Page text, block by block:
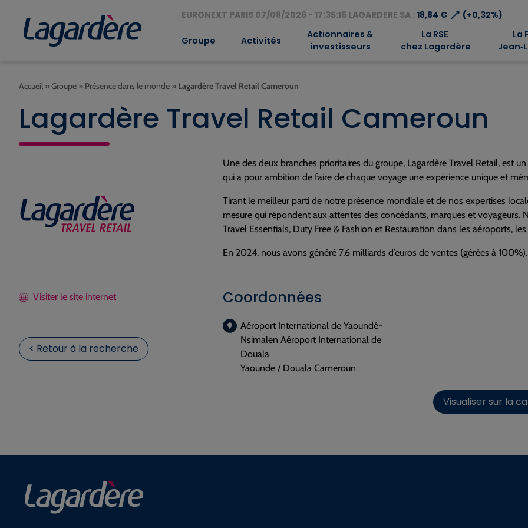
EURONEXT PARIS 07/08/2026 - 17:35:16 LAGARDERE SA : 18,84 €⟶ (+0,32%)
Groupe Activités
Actionnaires &
investisseurs
La RSE
chez Lagardère
La
Accueil »Groupe » Présence dans le monde » Lagardère Travel Retail Cameroun
Lagardère Travel Retail Cameroun
Visiter le site internet
< Retour à la recherche
Une des deux branches prioritaires du groupe, Lagardère Travel Retail, est
qui a pour ambition de faire de chaque voyage une expérience unique et
Tirant le meilleur parti de notre présence mondiale et de nos expertises
mesure qui répondent aux attentes des concédants, marques et
Travel Essentials, Duty Free & Fashion et Restauration dans les aéroports,
En 2024, nous avons généré 7,6 milliards d’euros de ventes (gérées à 100%).
Coordonnées
Aéroport International de Yaoundé-
Nsimalen Aéroport International de
Douala
Yaounde / Douala Cameroun
Visualiser sur la